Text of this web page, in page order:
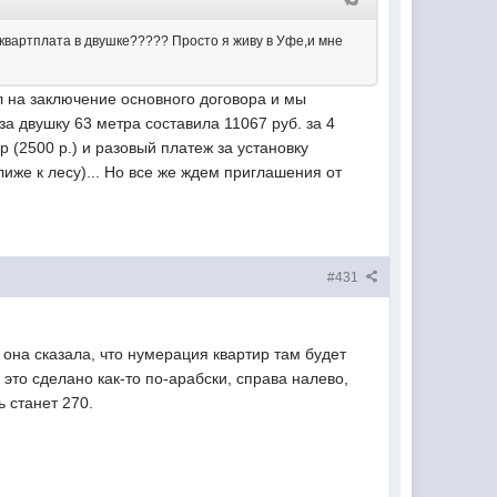
в двушке????? Просто я живу в Уфе,и мне
заключение основного договора и мы
двушку 63 метра составила 11067 руб. за 4
р.) и разовый платеж за установку
к лесу)... Но все же ждем приглашения от
#431
сказала, что нумерация квартир там будет
сделано как-то по-арабски, справа налево,
270.